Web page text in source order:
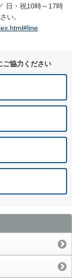
日・祝10時～17時
い。
ご協力ください